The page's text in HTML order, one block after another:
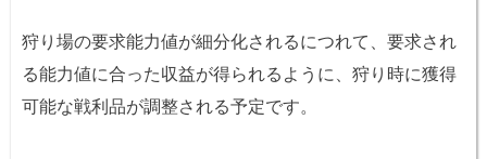
狩り場の要求能力値が細分化されるにつれて、要求され
る能力値に合った収益が得られるように、狩り時に獲得
可能な戦利品が調整される予定です。